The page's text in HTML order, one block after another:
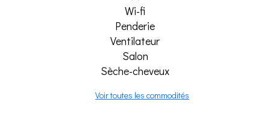
Wi-fi
Penderie
Ventilateur
Salon
Sèche-cheveux
Voir toutes les commodités